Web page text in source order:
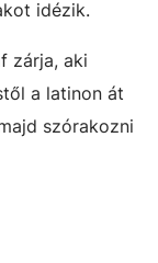
idézik.
zárja, aki
a latinon át
szórakozni